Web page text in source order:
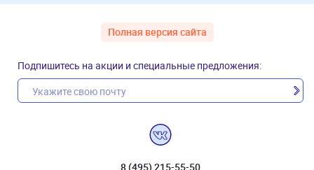
Полная версия сайта
Подпишитесь на акции и специальные предложения:
8 (495) 215-55-50